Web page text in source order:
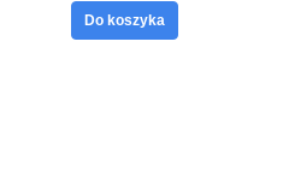
Do koszyka